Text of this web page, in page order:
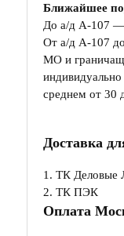
Ближайшее
До а/д А-107
От а/д А-107
МО и
среднем от 30
Доставка
1. ТК Деловые
2. ТК ПЭК
Оплата